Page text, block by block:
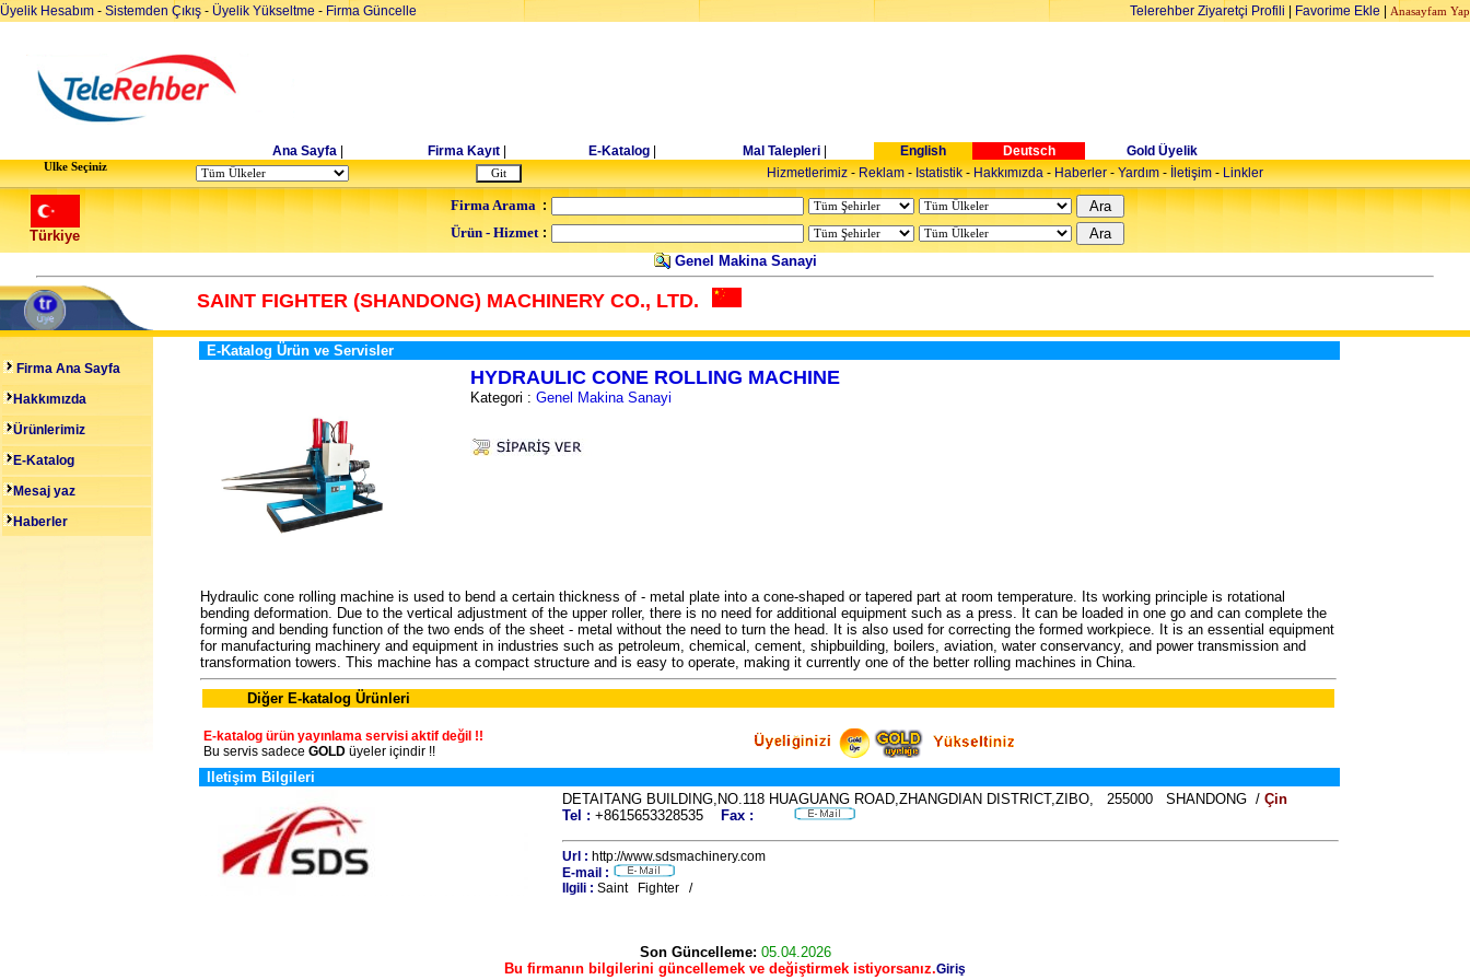
Üyelik Hesabım - Sistemden Çıkış - Üyelik Yükseltme - Firma Güncelle Telerehber Ziyaretçi Profili Favorime Ekle Anasayfam Yap
Ana Sayfa Firma Kayıt E-Katalog Mal Talepleri| English Deutsch Gold Üyelik
Ulke Seçiniz Hizmetlerimiz-Reklam-Istatistik-Hakkımızda-Haberler-Yardım-İletişim-Linkler
Türkiye
Firma Arama :
Ürün - Hizmet :
Genel Makina Sanayi
SAINT FIGHTER (SHANDONG) MACHINERY CO., LTD.
Firma Ana Sayfa
Hakkımızda
Ürünlerimiz
E-Katalog
Mesaj yaz
Haberler
E-Katalog Ürün ve Servisler
HYDRAULIC CONE ROLLING MACHINE
Kategori : Genel Makina Sanayi
Hydraulic cone rolling machine is used to bend a certain thickness of - metal plate into a cone-shaped or tapered part at room temperature. Its working principle is rotational
bending deformation. Due to the vertical adjustment of the upper roller, there is no need for additional equipment such as a press. It can be loaded in one go and can complete the
forming and bending function of the two ends of the sheet - metal without the need to turn the head. It is also used for correcting the formed workpiece. It is an essential equipment
for manufacturing machinery and equipment in industries such as petroleum, chemical, cement, shipbuilding, boilers, aviation, water conservancy, and power transmission and
transformation towers. This machine has a compact structure and is easy to operate, making it currently one of the better rolling machines in China.
Diğer E-katalog Ürünleri
E-katalog ürün yayınlama servisi aktif değil !!
Bu servis sadece GOLD üyeler içindir !!
Iletişim Bilgileri
DETAITANG BUILDING,NO.118 HUAGUANG ROAD,ZHANGDIAN DISTRICT,ZIBO, 255000 SHANDONG / Çin
Tel : +8615653328535 Fax :
Url : http://www.sdsmachinery.com
E-mail :
Ilgili : Saint Fighter /
Son Güncelleme: 05.04.2026
Bu firmanın bilgilerini güncellemek ve değiştirmek istiyorsanız.Giriş